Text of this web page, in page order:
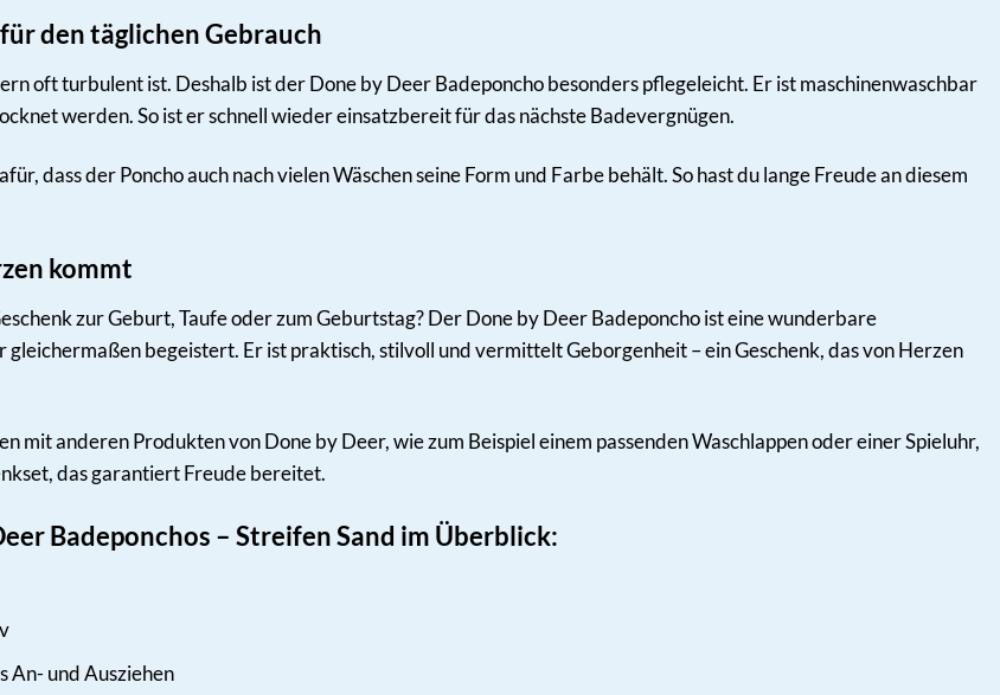
den täglichen Gebrauch
oft turbulent ist. Deshalb ist der Done by Deer Badeponcho besonders pflegeleicht. Er ist maschinenwaschbar
werden. So ist er schnell wieder einsatzbereit für das nächste Badevergnügen.
dass der Poncho auch nach vielen Wäschen seine Form und Farbe behält. So hast du lange Freude an diesem
kommt
zur Geburt, Taufe oder zum Geburtstag? Der Done by Deer Badeponcho ist eine wunderbare
gleichermaßen begeistert. Er ist praktisch, stilvoll und vermittelt Geborgenheit – ein Geschenk, das von Herzen
mit anderen Produkten von Done by Deer, wie zum Beispiel einem passenden Waschlappen oder einer Spieluhr,
das garantiert Freude bereitet.
Badeponchos – Streifen Sand im Überblick:
An- und Ausziehen